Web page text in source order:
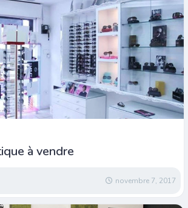
à vendre
novembre 7, 2017